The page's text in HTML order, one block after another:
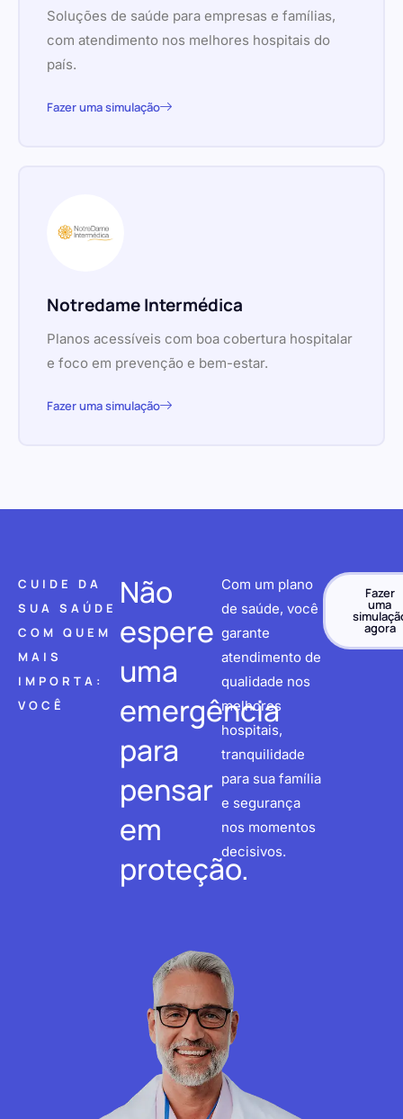
Soluções de saúde para empresas e famílias,
com atendimento nos melhores hospitais do
país.
Fazer uma simulação
Notredame Intermédica
Planos acessíveis com boa cobertura hospitalar
e foco em prevenção e bem-estar.
Fazer uma simulação
CUIDE DA
SUA SAÚDE
COM QUEM
MAIS
IMPORTA:
VOCÊ
Não
espere
uma
emergência
para
pensar
em
proteção.
Com um plano
de saúde, você
garante
atendimento de
qualidade nos
melhores
hospitais,
tranquilidade
para sua família
e segurança
nos momentos
decisivos.
Fazer
uma
agora